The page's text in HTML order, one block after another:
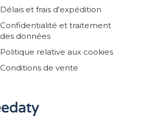
Délais et frais d'expédition
Confidentialité et traitement
des données
Politique relative aux cookies
Conditions de vente